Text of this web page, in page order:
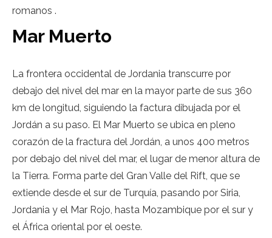
romanos .
Mar Muerto
La frontera occidental de Jordania transcurre por
debajo del nivel del mar en la mayor parte de sus 360
km de longitud, siguiendo la factura dibujada por el
Jordán a su paso. El Mar Muerto se ubica en pleno
corazón de la fractura del Jordán, a unos 400 metros
por debajo del nivel del mar, el lugar de menor altura de
la Tierra. Forma parte del Gran Valle del Rift, que se
extiende desde el sur de Turquía, pasando por Siria,
Jordania y el Mar Rojo, hasta Mozambique por el sur y
el África oriental por el oeste.